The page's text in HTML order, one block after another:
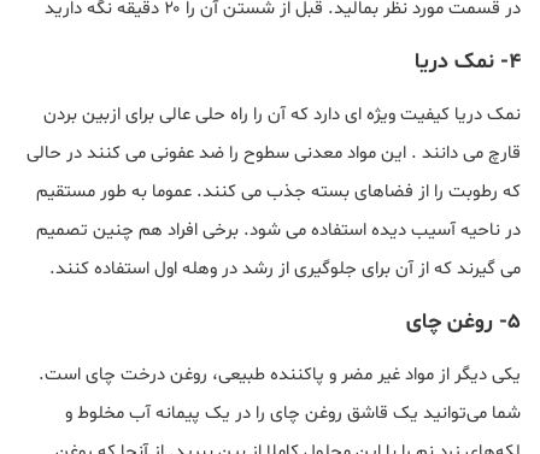
در قسمت مورد نظر بمالید. قبل از شستن آن را ۲۰ دقیقه نگه دارید
4- نمک دریا
نمک دریا کیفیت ویژه ای دارد که آن را راه حلی عالی برای ازبین بردن
قارچ می دانند . این مواد معدنی سطوح را ضد عفونی می کنند در حالی
که رطوبت را از فضاهای بسته جذب می کنند. عموما به طور مستقیم
در ناحیه آسیب دیده استفاده می شود. برخی افراد هم چنین تصمیم
می گیرند که از آن برای جلوگیری از رشد در وهله اول استفاده کنند.
5- روغن چای
یکی دیگر از مواد غیر مضر و پاکننده طبیعی، روغن درخت چای است.
شما می‌توانید یک قاشق روغن چای را در یک پیمانه آب مخلوط و